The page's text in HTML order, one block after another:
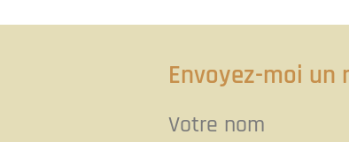
Envoyez-moi un
Votre nom